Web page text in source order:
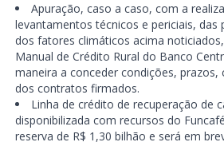
Apuração, caso a caso, com a
levantamentos técnicos e periciais, das
dos fatores climáticos acima
Manual de Crédito Rural do Banco
maneira a conceder condições, prazos,
dos contratos firmados.
Linha de crédito de recuperação de
disponibilizada com recursos do
reserva de R$ 1,30 bilhão e será em